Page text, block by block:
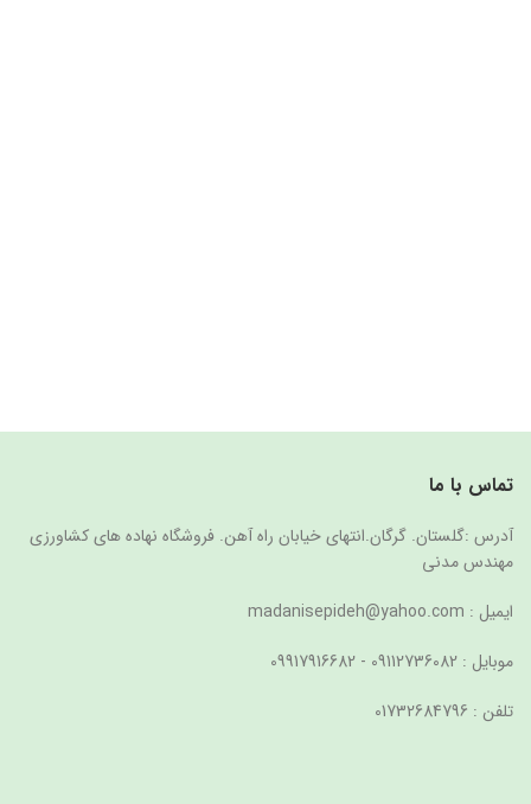
تماس با ما
آدرس :گلستان. گرگان.انتهای خیابان راه آهن. فروشگاه نهاده های کشاورزی
مهندس مدنی
ایمیل : madanisepideh@yahoo.com
موبایل : 09112736082 - 09917916682
تلفن : 01732684796